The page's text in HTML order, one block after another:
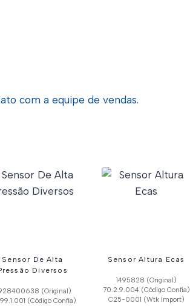
com a equipe de vendas.
Sensor De Alta
Diversos
(Original)
(Código Confia)
Sensor Altura Ecas
1495828 (Original)
70.2.9.004 (Código Confia)
C25-0001 (Wtk Import)